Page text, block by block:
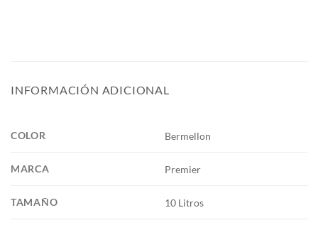
INFORMACIÓN ADICIONAL
COLOR Bermellon
MARCA Premier
TAMAÑO 10 Litros